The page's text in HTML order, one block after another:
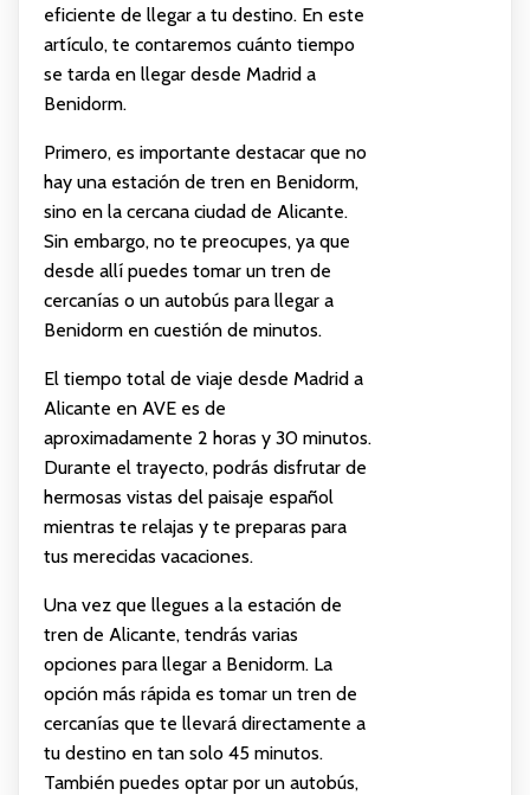
eficiente de llegar a tu destino. En este
artículo, te contaremos cuánto tiempo
se tarda en llegar desde Madrid a
Benidorm.
Primero, es importante destacar que no
hay una estación de tren en Benidorm,
sino en la cercana ciudad de Alicante.
Sin embargo, no te preocupes, ya que
desde allí puedes tomar un tren de
cercanías o un autobús para llegar a
Benidorm en cuestión de minutos.
El tiempo total de viaje desde Madrid a
Alicante en AVE es de
aproximadamente 2 horas y 30 minutos.
Durante el trayecto, podrás disfrutar de
hermosas vistas del paisaje español
mientras te relajas y te preparas para
tus merecidas vacaciones.
Una vez que llegues a la estación de
tren de Alicante, tendrás varias
opciones para llegar a Benidorm. La
opción más rápida es tomar un tren de
cercanías que te llevará directamente a
tu destino en tan solo 45 minutos.
También puedes optar por un autobús,